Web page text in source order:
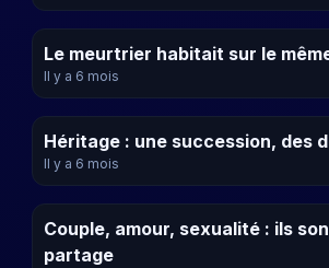
Le meurtrier habitait sur le
Il y a 6 mois
Héritage : une succession, des
Il y a 6 mois
Couple, amour, sexualité : ils
partage